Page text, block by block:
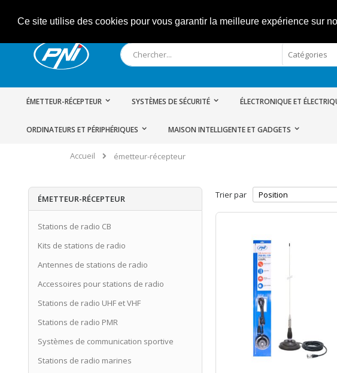
Ce site utilise des cookies pour vous garantir la meilleure expérience sur
au
Rechercher
ÉMETTEUR-RÉCEPTEUR SYSTÈMES DE SÉCURITÉ ÉLECTRONIQUE ET
ORDINATEURS ET PÉRIPHÉRIQUES MAISON INTELLIGENTE ET GADGETS
Accueil émetteur-récepteur
Trier par
ÉMETTEUR-RÉCEPTEUR
Stations de radio CB
Kits de stations de radio
Antennes de stations de radio
Accessoires pour stations de radio
Stations de radio UHF et VHF
Stations de radio PMR
Systèmes de communication sportive
Stations de radio marines